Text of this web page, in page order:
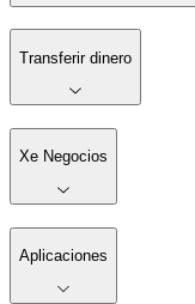
Transferir dinero
Xe Negocios
Aplicaciones